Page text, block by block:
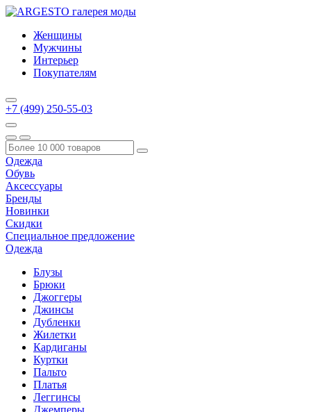
Женщины
Мужчины
Интерьер
Покупателям
+7 (499) 250-55-03
Одежда
Обувь
Аксессуары
Бренды
Новинки
Скидки
Специальное предложение
Одежда
Блузы
Брюки
Джоггеры
Джинсы
Дубленки
Жилетки
Кардиганы
Куртки
Пальто
Платья
Леггинсы
Джемперы